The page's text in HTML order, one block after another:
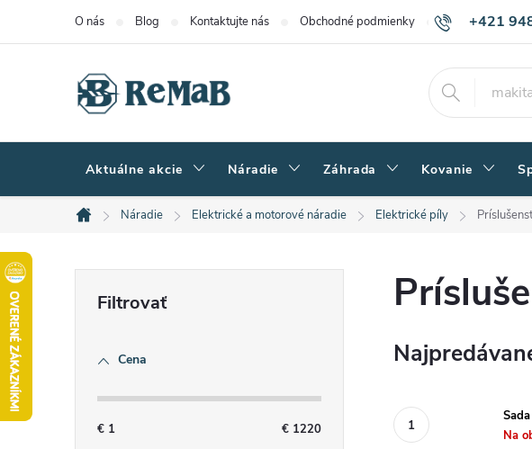
+421
O nás Blog Kontaktujte nás Obchodné podmienky Podmienky
Aktuálne akcie Náradie Záhrada Kovanie
Domov
Náradie Elektrické a motorové náradie Elektrické píly
Cena
€ 1 € 1220
Na